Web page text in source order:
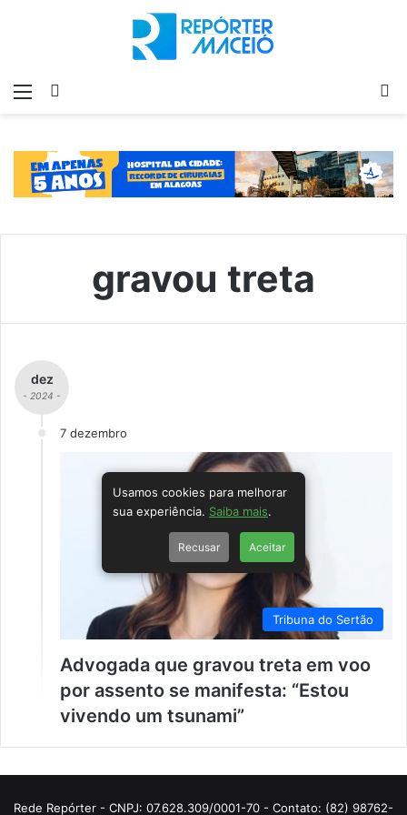
Menu
gravou treta
dez
- 2024 -
7 dezembro
Tribuna do Sertão
Advogada que gravou treta em voo
por assento se manifesta: “Estou
vivendo um tsunami”
Rede Repórter - CNPJ: 07.628.309/0001-70 - Contato: (82) 98762-
Usamos cookies para melhorar
sua experiência. Saiba mais.
Recusar Aceitar